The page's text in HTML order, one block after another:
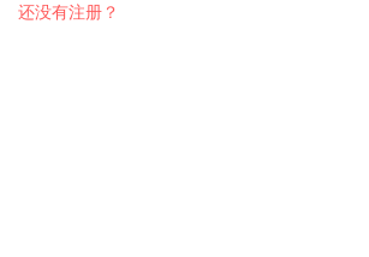
还没有注册？